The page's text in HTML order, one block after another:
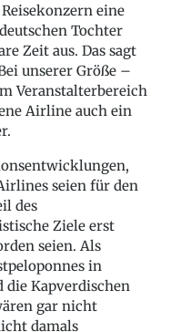
eine
Tochter
Zeit aus. Das sagt
unserer Größe –
Veranstalterbereich
Airline auch ein
seien für den
des
Ziele erst
seien. Als
in
die Kapverdischen
gar nicht
damals